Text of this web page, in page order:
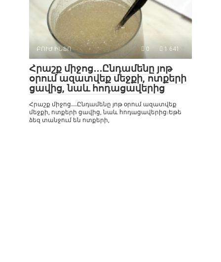
ԲՈՒԺ ԻՆՖՈ 0 1 641
Հրաշք միջոց․․․Ընդամենը յոթ
օրում ազատվեք մեջքի, ոտքերի
ցավից, նաև հոդացավերից
Հրաշք միջոց․․․Ընդամենը յոթ օրում ազատվեք
մեջքի, ոտքերի ցավից, նաև հոդացավերից։Եթե
ձեզ տանջում են ոտքերի,